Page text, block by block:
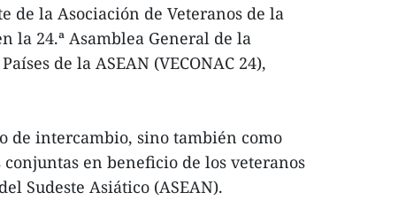
de la Asociación de Veteranos de la
la 24.ª Asamblea General de la
de la ASEAN (VECONAC 24),
de intercambio, sino también como
en beneficio de los veteranos
Sudeste Asiático (ASEAN).